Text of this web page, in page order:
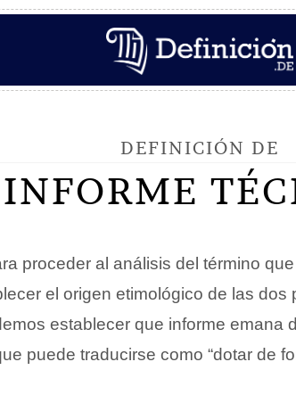
DEFINICIÓN DE
INFORME
proceder al análisis del término
el origen etimológico de las dos
establecer que informe emana
puede traducirse como “dotar de